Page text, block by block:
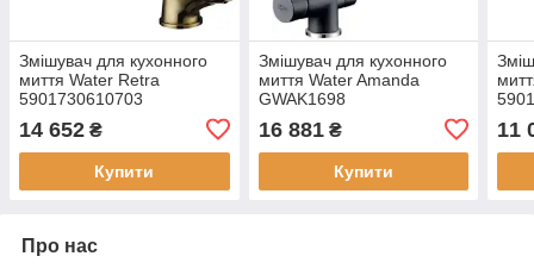
Змішувач для кухонного
миття Water Retra
5901730610703
14 652 ₴
Купити
Змішувач для кухонного
миття Water Amanda
GWAK1698
16 881₴
Купити
11
Про нас